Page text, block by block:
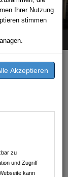
Ihrer Nutzung
stimmen
zu
und Zugriff
kann